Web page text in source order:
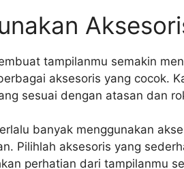
tampilanmu semakin
aksesoris yang cocok.
sesuai dengan atasan dan
banyak menggunakan
Pilihlah aksesoris yang
perhatian dari tampilanmu